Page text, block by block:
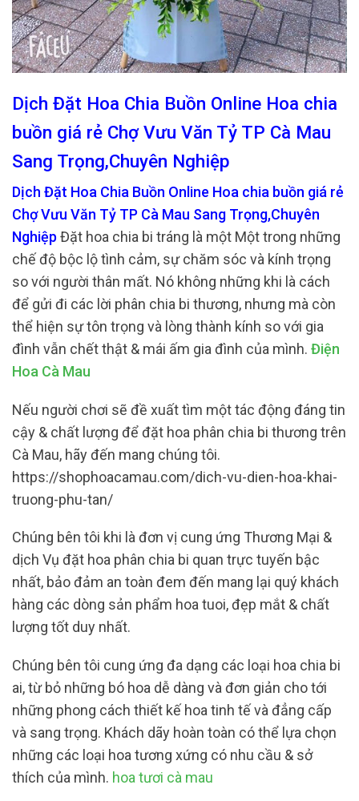
Dịch Đặt Hoa Chia Buồn Online Hoa chia
buồn giá rẻ Chợ Vưu Văn Tỷ TP Cà Mau
Sang Trọng,Chuyên Nghiệp
Dịch Đặt Hoa Chia Buồn Online Hoa chia buồn giá rẻ
Chợ Vưu Văn Tỷ TP Cà Mau Sang Trọng,Chuyên
Nghiệp Đặt hoa chia bi tráng là một Một trong những
chế độ bộc lộ tình cảm, sự chăm sóc và kính trọng
so với người thân mất. Nó không những khi là cách
để gửi đi các lời phân chia bi thương, nhưng mà còn
thể hiện sự tôn trọng và lòng thành kính so với gia
đình vẫn chết thật & mái ấm gia đình của mình. Điện
Hoa Cà Mau
Nếu người chơi sẽ đề xuất tìm một tác động đáng tin
cậy & chất lượng để đặt hoa phân chia bi thương trên
Cà Mau, hãy đến mang chúng tôi.
https://shophoacamau.com/dich-vu-dien-hoa-khai-
truong-phu-tan/
Chúng bên tôi khi là đơn vị cung ứng Thương Mại &
dịch Vụ đặt hoa phân chia bi quan trực tuyến bậc
nhất, bảo đảm an toàn đem đến mang lại quý khách
hàng các dòng sản phẩm hoa tuoi, đẹp mắt & chất
lượng tốt duy nhất.
Chúng bên tôi cung ứng đa dạng các loại hoa chia bi
ai, từ bỏ những bó hoa dễ dàng và đơn giản cho tới
những phong cách thiết kế hoa tinh tế và đẳng cấp
và sang trọng. Khách dãy hoàn toàn có thể lựa chọn
những các loại hoa tương xứng có nhu cầu & sở
thích của mình. hoa tươi cà mau